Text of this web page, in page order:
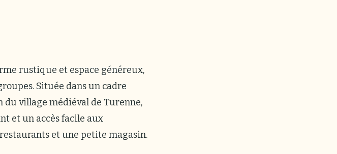
rustique et espace généreux,
Située dans un cadre
du village médiéval de Turenne,
et un accès facile aux
et une petite magasin.